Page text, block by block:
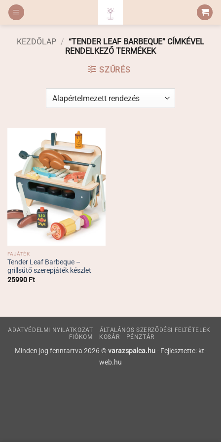
Skip
KEZDŐLAP / “TENDER LEAF BARBEQUE” CÍMKÉVEL
RENDELKEZŐ TERMÉKEK
SZŰRÉS
FAJÁTÉK
Tender Leaf Barbeque –
grillsütő szerepjáték készlet
25990 Ft
ADATVÉDELMI NYILATKOZAT
ÁLTALÁNOS SZERZŐDÉSI FELTÉTELEK
FIÓKOM
KOSÁR PÉNZTÁR
Minden jog fenntartva 2026 ©varazspalca.hu- Fejlesztette: kt-
web.hu